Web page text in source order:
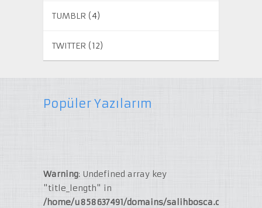
TUMBLR (4)
TWITTER (12)
Popüler Yazılarım
Warning: Undefined array key
"title_length" in
/home/u858637491/domains/salihbosca.com/